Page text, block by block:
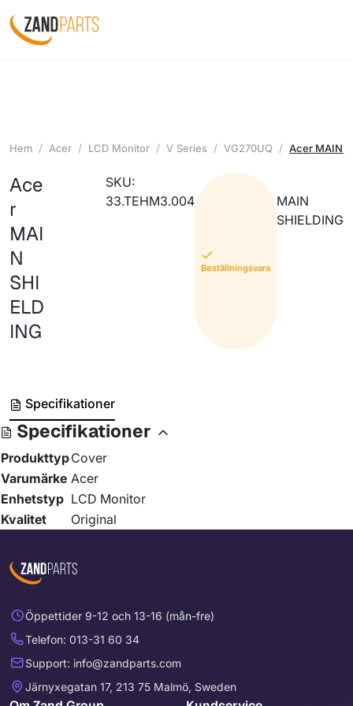
Hem Acer LCD Monitor V Series VG270UQ Acer MAIN
Ace
r
MAI
N
SHI
ELD
ING
SKU:
33.TEHM3.004
Beställningsvara
MAIN
SHIELDING
Specifikationer
Specifikationer
ProdukttypCover
Varumärke Acer
Enhetstyp LCD Monitor
Kvalitet
Original
Öppettider 9-12 och 13-16 (mån-fre)
Telefon: 013-31 60 34
Support: info@zandparts.com
Järnyxegatan 17, 213 75 Malmö, Sweden